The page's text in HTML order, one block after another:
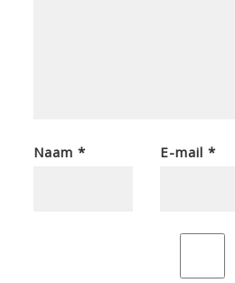
Naam* E-mail *